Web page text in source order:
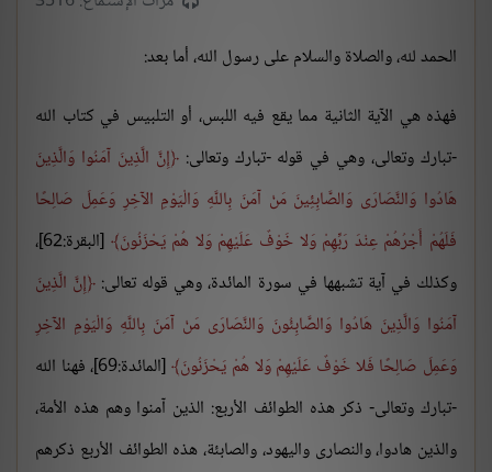
الحمد لله، والصلاة والسلام على رسول الله، أما بعد:
فهذه هي الآية الثانية مما يقع فيه اللبس، أو التلبيس في كتاب الله
-تبارك وتعالى، وهي في قوله -تبارك وتعالى: إِنَّ الَّذِينَ آمَنُوا وَالَّذِينَ
هَادُوا وَالنَّصَارَى وَالصَّابِئِينَ مَنْ آمَنَ بِاللَّهِ وَالْيَوْمِ الآخِرِ وَعَمِلَ صَالِحًا
فَلَهُمْ أَجْرُهُمْ عِنْدَ رَبِّهِمْ وَلا خَوْفٌ عَلَيْهِمْ وَلا هُمْ يَحْزَنُونَ
[البقرة:62]،
وكذلك في آية تشبهها في سورة المائدة، وهي قوله تعالى: إِنَّ الَّذِينَ
آمَنُوا وَالَّذِينَ هَادُوا وَالصَّابِئُونَ وَالنَّصَارَى مَنْ آمَنَ بِاللَّهِ وَالْيَوْمِ الآخِرِ
وَعَمِلَ صَالِحًا فَلا خَوْفٌ عَلَيْهِمْ وَلا هُمْ يَحْزَنُونَ
[المائدة:69]، فهنا الله
-تبارك وتعالى- ذكر هذه الطوائف الأربع: الذين آمنوا وهم هذه الأمة،
والذين هادوا، والنصارى واليهود، والصابئة، هذه الطوائف الأربع ذكرهم